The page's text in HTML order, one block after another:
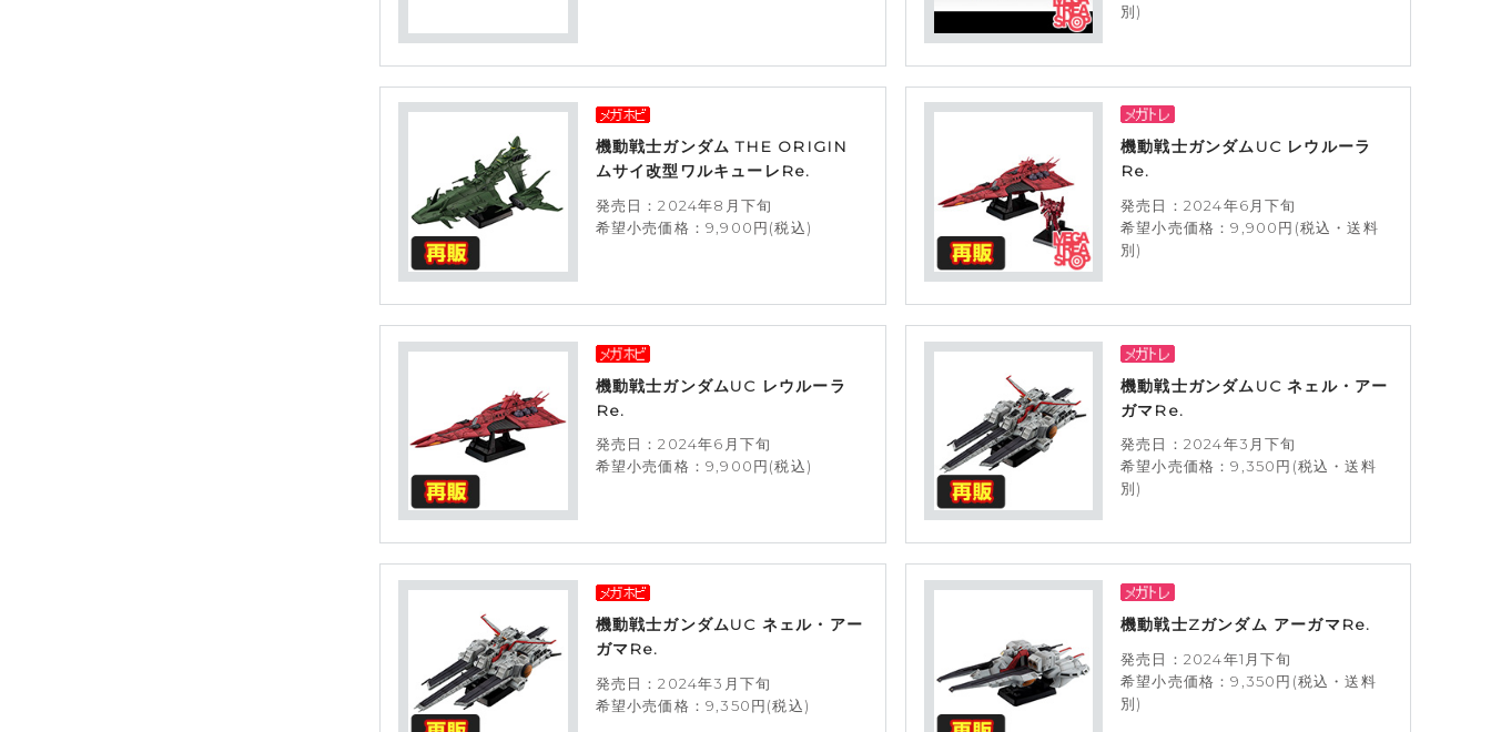
別)
機動戦士ガンダム THE ORIGIN
ムサイ改型ワルキューレRe.
発売日：2024年8月下旬
希望小売価格：9,900円(税込)
機動戦士ガンダムUC レウルーラ
Re.
発売日：2024年6月下旬
希望小売価格：9,900円(税込・送料
別)
機動戦士ガンダムUC レウルーラ
Re.
発売日：2024年6月下旬
希望小売価格：9,900円(税込)
機動戦士ガンダムUC ネェル・アー
ガマRe.
発売日：2024年3月下旬
希望小売価格：9,350円(税込・送料
別)
機動戦士ガンダムUC ネェル・アー
ガマRe.
発売日：2024年3月下旬
希望小売価格：9,350円(税込)
機動戦士Zガンダム アーガマRe.
発売日：2024年1月下旬
希望小売価格：9,350円(税込・送料
別)